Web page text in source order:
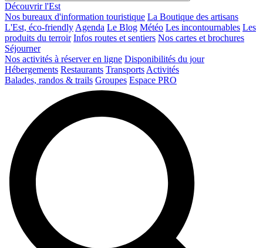
Découvrir l'Est
Nos bureaux d'information touristique La Boutique des artisans
L'Est, éco-friendly Agenda Le Blog Météo Les incontournables Les
produits du terroir Infos routes et sentiers Nos cartes et brochures
Séjourner
Nos activités à réserver en ligne Disponibilités du jour
Hébergements Restaurants Transports Activités
Balades, randos & trails Groupes Espace PRO